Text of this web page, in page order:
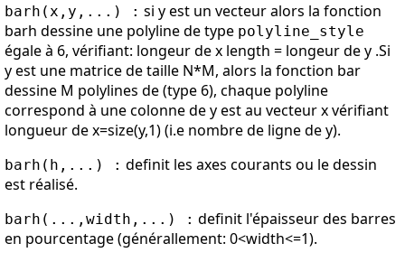
barh(x,y,...) : si y est un vecteur alors la fonction
barh dessine une polyline de type polyline_style
égale à 6, vérifiant: longeur de x length = longeur de y .Si
y est une matrice de taille N*M, alors la fonction bar
dessine M polylines de (type 6), chaque polyline
correspond à une colonne de y est au vecteur x vérifiant
longueur de x=size(y,1) (i.e nombre de ligne de y).
barh(h,...) : definit les axes courants ou le dessin
est réalisé.
barh(...,width,...) : definit l'épaisseur des barres
en pourcentage (générallement: 0<width<=1).